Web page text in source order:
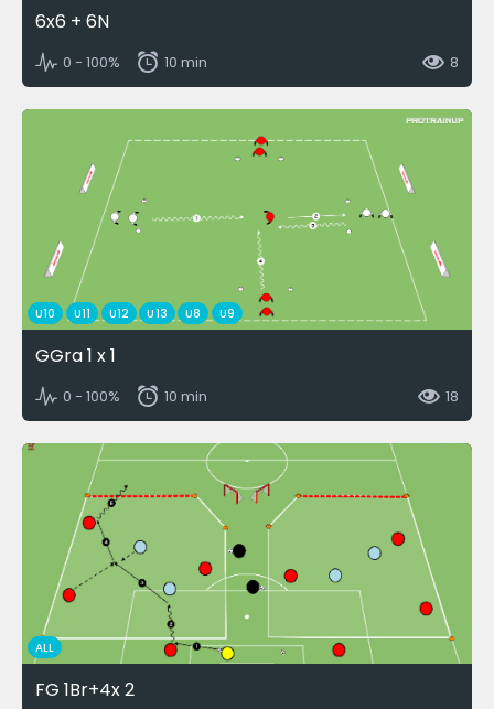
6x6 + 6N
0 - 100% 10 min 8
U10 U11 U12 U13 U8 U9
GGra 1 x 1
0 - 100% 10 min 18
ALL
FG 1Br+4x 2